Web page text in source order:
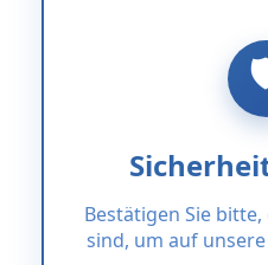
Bestätigen Sie
sind, um auf